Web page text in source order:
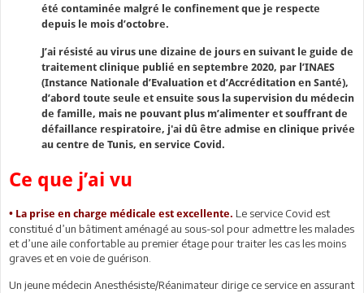
été contaminée malgré le confinement que je respecte
depuis le mois d’octobre.
J’ai résisté au virus une dizaine de jours en suivant le guide de
traitement clinique publié en septembre 2020, par l’INAES
(Instance Nationale d’Evaluation et d’Accréditation en Santé),
d’abord toute seule et ensuite sous la supervision du médecin
de famille, mais ne pouvant plus m’alimenter et souffrant de
défaillance respiratoire, j'ai dû être admise en clinique privée
au centre de Tunis, en service Covid.
Ce que j’ai vu
• La prise en charge médicale est excellente. Le service Covid est
constitué d’un bâtiment aménagé au sous-sol pour admettre les malades
et d’une aile confortable au premier étage pour traiter les cas les moins
graves et en voie de guérison.
Un jeune médecin Anesthésiste/Réanimateur dirige ce service en assurant